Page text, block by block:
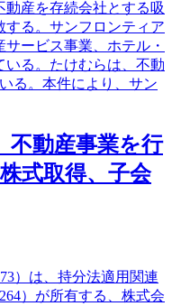
産を存続会社とする吸
する。サンフロンティア
ービス事業、ホテル・
る。たけむらは、不動
る。本件により、サン
不動産事業を行
式取得、子会
）は、持分法適用関連
）が所有する、株式会